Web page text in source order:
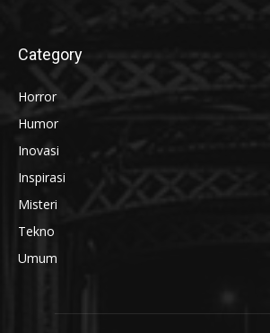
Category
Horror
Humor
Inovasi
Inspirasi
Misteri
Tekno
Umum